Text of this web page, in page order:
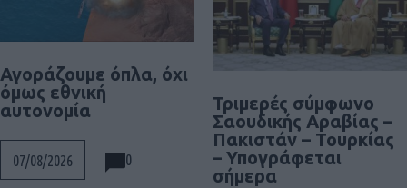
Αγοράζουμε όπλα, όχι
όμως εθνική
αυτονομία
07/08/2026 0
Τριμερές σύμφωνο
Σαουδικής Αραβίας –
Πακιστάν – Τουρκίας
– Υπογράφεται
σήμερα